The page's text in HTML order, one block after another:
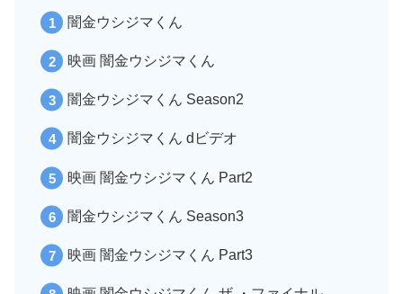
闇金ウシジマくん
映画 闇金ウシジマくん
闇金ウシジマくん Season2
闇金ウシジマくん dビデオ
映画 闇金ウシジマくん Part2
闇金ウシジマくん Season3
映画 闇金ウシジマくん Part3